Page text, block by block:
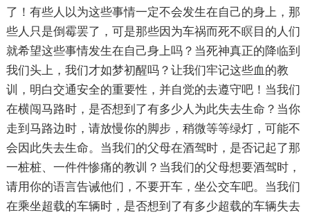
了！有些人以为这些事情一定不会发生在自己的身上，那
些人只是倒霉罢了，可是那些因为车祸而死不瞑目的人们
就希望这些事情发生在自己身上吗？当死神真正的降临到
我们头上，我们才如梦初醒吗？让我们牢记这些血的教
训，明白交通安全的重要性，并自觉的去遵守吧！当我们
在横闯马路时，是否想到了有多少人为此失去生命？当你
走到马路边时，请放慢你的脚步，稍微等等绿灯，可能不
会因此失去生命。当我们的父母在酒驾时，是否记起了那
一桩桩、一件件惨痛的教训？当我们的父母想要酒驾时，
请用你的语言告诫他们，不要开车，坐公交车吧。当我们
在乘坐超载的车辆时，是否想到了有多少超载的车辆失去